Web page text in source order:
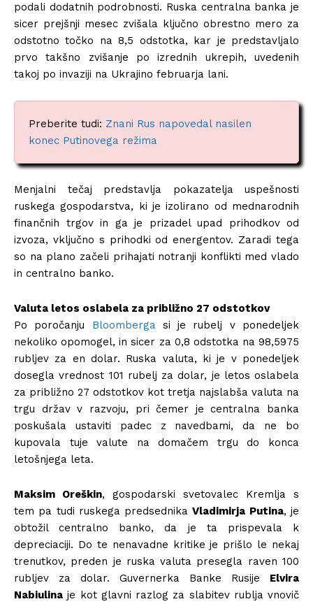
podali dodatnih podrobnosti. Ruska centralna banka je
sicer prejšnji mesec zvišala ključno obrestno mero za
odstotno točko na 8,5 odstotka, kar je predstavljalo
prvo takšno zvišanje po izrednih ukrepih, uvedenih
takoj po invaziji na Ukrajino februarja lani.
Preberite tudi: Znani Rus napovedal nasilen
konec Putinovega režima
Menjalni tečaj predstavlja pokazatelja uspešnosti
ruskega gospodarstva, ki je izolirano od mednarodnih
finančnih trgov in ga je prizadel upad prihodkov od
izvoza, vključno s prihodki od energentov. Zaradi tega
so na plano začeli prihajati notranji konflikti med vlado
in centralno banko.
Valuta letos oslabela za približno 27 odstotkov
Po poročanju Bloomberga si je rubelj v ponedeljek
nekoliko opomogel, in sicer za 0,8 odstotka na 98,5975
rubljev za en dolar. Ruska valuta, ki je v ponedeljek
dosegla vrednost 101 rubelj za dolar, je letos oslabela
za približno 27 odstotkov kot tretja najslabša valuta na
trgu držav v razvoju, pri čemer je centralna banka
poskušala ustaviti padec z navedbami, da ne bo
kupovala tuje valute na domačem trgu do konca
letošnjega leta.
Maksim Oreškin, gospodarski svetovalec Kremlja s
tem pa tudi ruskega predsednikaVladimirja Putina, je
obtožil centralno banko, da je ta prispevala k
depreciaciji. Do te nenavadne kritike je prišlo le nekaj
trenutkov, preden je ruska valuta presegla raven 100
rubljev za dolar. Guvernerka Banke Rusije Elvira
Nabiulina je kot glavni razlog za slabitev rublja vnovič